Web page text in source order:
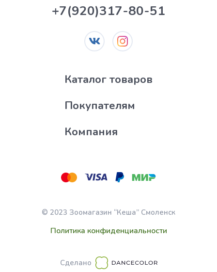
+7(920)317-80-51
Каталог товаров
Покупателям
Компания
© 2023 Зоомагазин “Кеша” Смоленск
Политика конфиденциальности
Сделано